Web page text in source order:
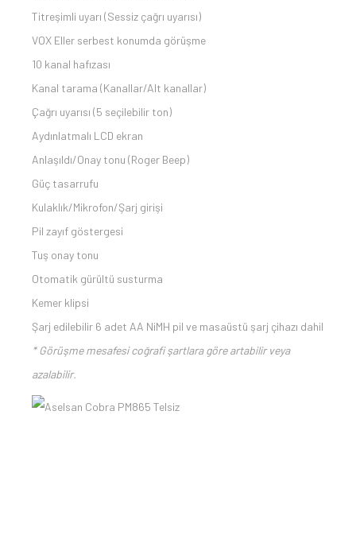
Titreşimli uyarı (Sessiz çağrı uyarısı)
VOX Eller serbest konumda görüşme
10 kanal hafızası
Kanal tarama (Kanallar/Alt kanallar)
Çağrı uyarısı (5 seçilebilir ton)
Aydınlatmalı LCD ekran
Anlaşıldı/Onay tonu (Roger Beep)
Güç tasarrufu
Kulaklık/Mikrofon/Şarj girişi
Pil zayıf göstergesi
Tuş onay tonu
Otomatik gürültü susturma
Kemer klipsi
Şarj edilebilir 6 adet AA NiMH pil ve masaüstü şarj çihazı dahil
* Görüşme mesafesi coğrafi şartlara göre artabilir veya
azalabilir.